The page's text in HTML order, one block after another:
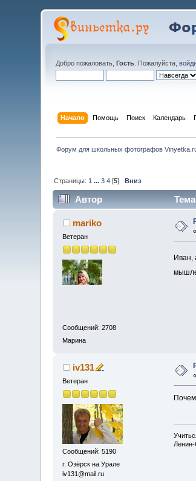
Добро пожаловать,Гость . Пожалуйста,
Начало Помощь Поиск Календарь
Форум для школьных фотографов
Страницы: 1 ...3 4 [5]Вниз
Автор
mariko
Ветеран
Сообщений: 2708
Марина
Иван,
iv131
Ветеран
Сообщений: 5190
г. Озёрск на Урале
iv131@mail.ru